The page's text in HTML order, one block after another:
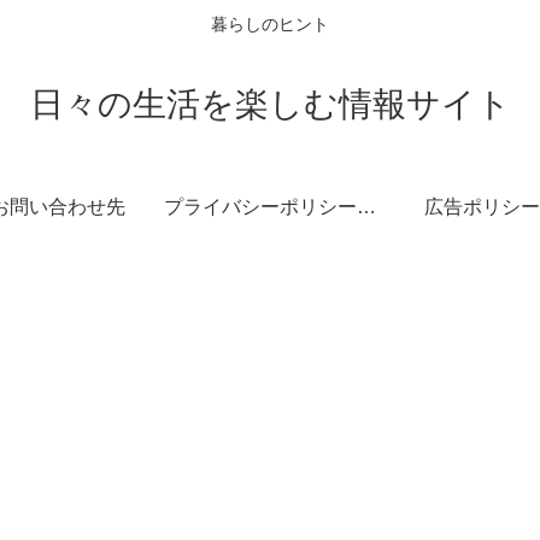
暮らしのヒント
日々の生活を楽しむ情報サイト
問い合わせ先 プライバシーポリシー・免責事項 広告ポリシー